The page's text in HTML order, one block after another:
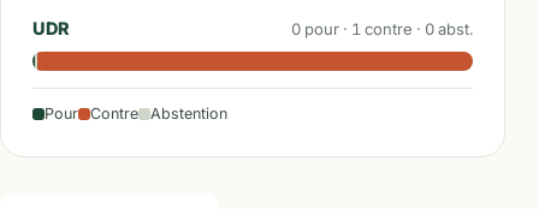
UDR 0 pour · 1 contre · 0abst.
Pour Contre Abstention